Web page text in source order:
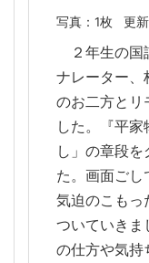
写真：1枚 更
２年生の国
ナレーター、
のお二方とリ
した。『平
し」の章段
た。画面ご
気迫のこもっ
ついていきま
の仕方や気持